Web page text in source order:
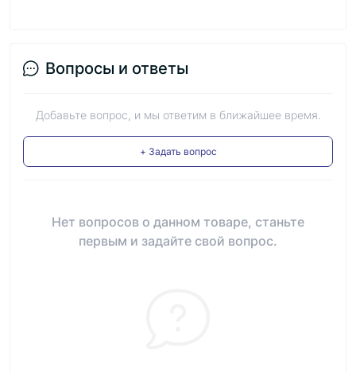
Вопросы и ответы
Добавьте вопрос, и мы ответим в ближайшее время.
+ Задать вопрос
Нет вопросов о данном товаре, станьте
первым и задайте свой вопрос.